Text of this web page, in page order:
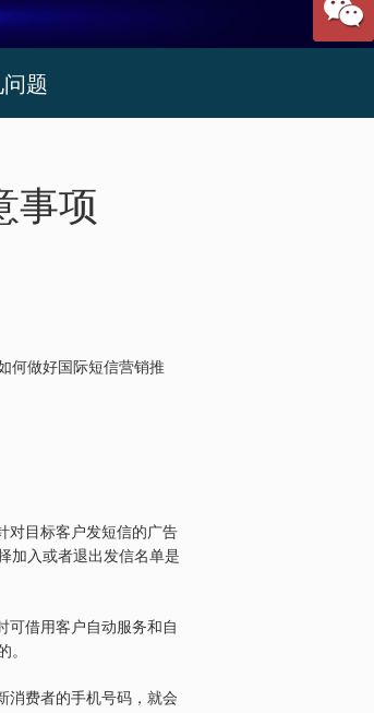
题
事项
何做好国际短信营销推
对目标客户发短信的广告
加入或者退出发信名单是
可借用客户自动服务和自
。
消费者的手机号码，就会